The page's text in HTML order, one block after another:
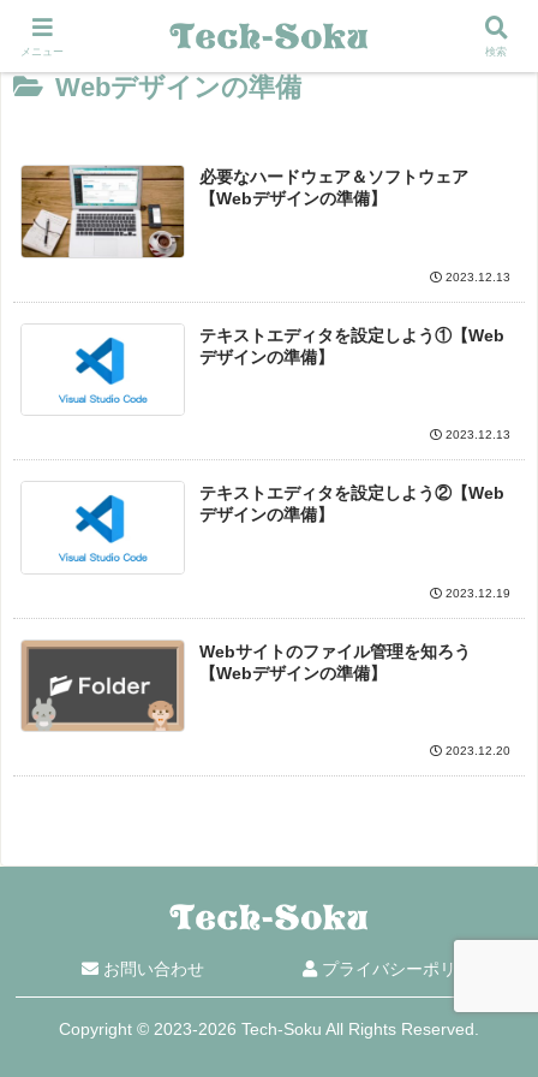
Webデザインの準備
必要なハードウェア＆ソフトウェア
【Webデザインの準備】
2023.12.13
テキストエディタを設定しよう①【Web
デザインの準備】
2023.12.13
テキストエディタを設定しよう②【Web
デザインの準備】
2023.12.19
Webサイトのファイル管理を知ろう
【Webデザインの準備】
2023.12.20
お問い合わせ プライバシーポリシー
Copyright © 2023-2026 Tech-Soku All Rights Reserved.
メニュー 検索